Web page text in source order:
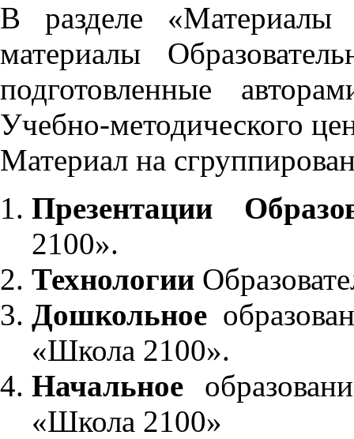
В разделе «Материалы
материалы
подготовленные
Учебно-методического
Материал на
Презентации
2100».
Технологии
Дошкольное
«Школа 2100».
Начальное
«Школа 2100»